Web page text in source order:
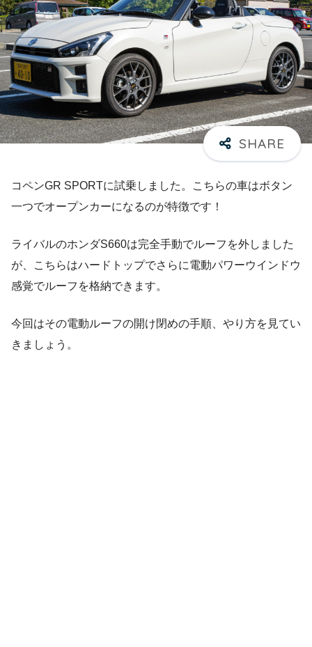
コペンGR SPORTに試乗しました。こちらの車はボタン
一つでオープンカーになるのが特徴です！
ライバルのホンダS660は完全手動でルーフを外しました
が、こちらはハードトップでさらに電動パワーウインドウ
感覚でルーフを格納できます。
今回はその電動ルーフの開け閉めの手順、やり方を見てい
きましょう。